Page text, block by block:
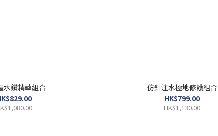
水鑽精華組合
仿針注水極地修護組合
HK$799.00
HK$1,130.00